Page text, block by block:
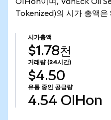
Tokenized)의 시가 총액은
시가총액
$1.78천
거래량 (24시간)
$4.50
유통 중인 공급량
4.54 OIHon